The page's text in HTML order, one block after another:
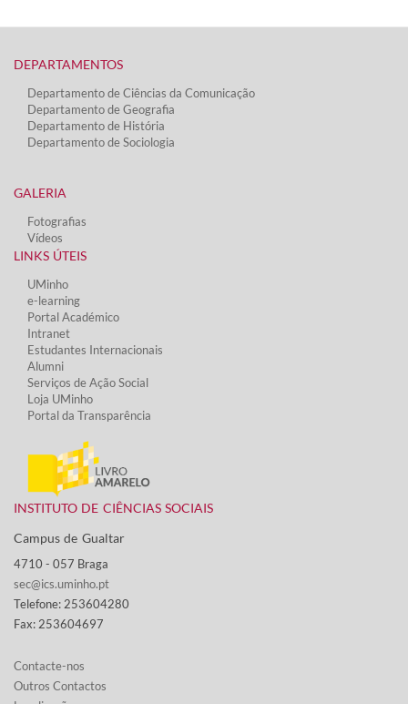
DEPARTAMENTOS​
Departamento de Ciências da Comunicação
Departamento de Geografia
Departamento de História
Departamento de Sociologia
GALERIA
Fotografias
Vídeos​
LINKS ÚTEIS​
UMinho
e-learning
Portal Académico
Intranet
Estudantes Inter​​nacionais
Alumni
Serviços de Ação Social​
Loja UMinho
Portal da Transparência
INSTITUTO DE CIÊNCIAS SOCIAIS
Campus de Gualtar ​
4710 - ​057 Braga
sec@ics.uminho.pt
Telefone: 253604280
Fax: 253604697
Contacte-nos​​​
Outros Contactos